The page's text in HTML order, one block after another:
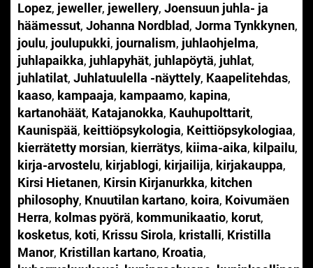
Lopez, jeweller, jewellery, Joensuun juhla- ja
häämessut, Johanna Nordblad, Jorma Tynkkynen,
joulu, joulupukki, journalism, juhlaohjelma,
juhlapaikka, juhlapyhät, juhlapöytä, juhlat,
juhlatilat, Juhlatuulella -näyttely, Kaapelitehdas,
kaaso, kampaaja, kampaamo, kapina,
kartanohäät, Katajanokka, Kauhupolttarit,
Kaunispää, keittiöpsykologia, Keittiöpsykologiaa,
kierrätetty morsian, kierrätys, kiima-aika, kilpailu,
kirja-arvostelu, kirjablogi, kirjailija, kirjakauppa,
Kirsi Hietanen, Kirsin Kirjanurkka, kitchen
philosophy, Knuutilan kartano, koira, Koivumäen
Herra, kolmas pyörä, kommunikaatio, korut,
kosketus, koti, Krissu Sirola, kristalli, Kristilla
Manor, Kristillan kartano, Kroatia,